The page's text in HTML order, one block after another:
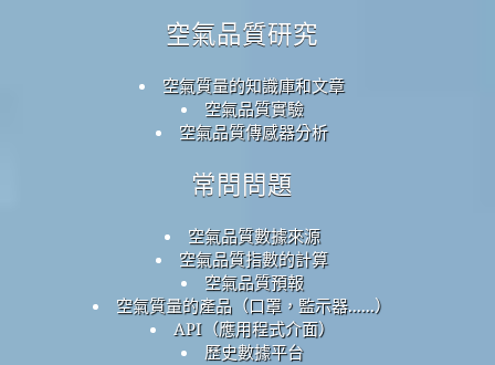
空氣品質研究
空氣質量的知識庫和文章
空氣品質實驗
空氣品質傳感器分析
常問問題
空氣品質數據來源
空氣品質指數的計算
空氣品質預報
空氣質量的產品（口罩，監示器......）
API（應用程式介面）
歷史數據平台